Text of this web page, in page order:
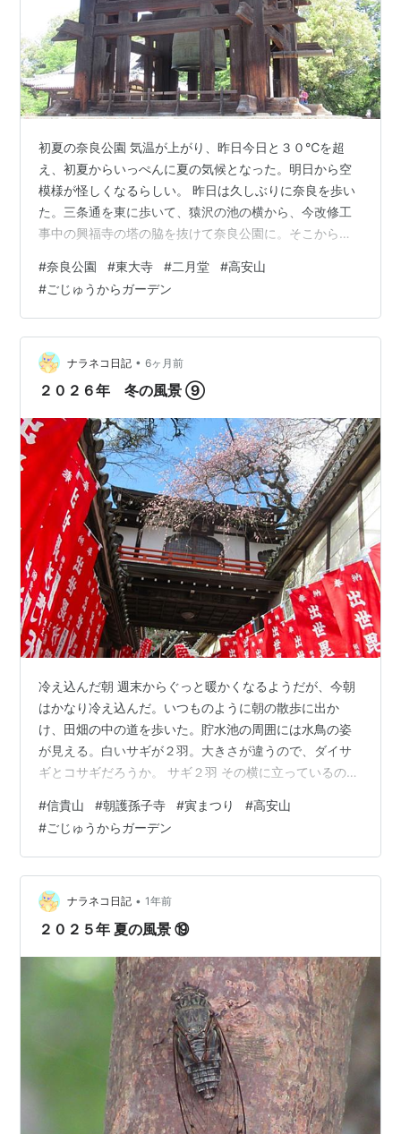
初夏の奈良公園 気温が上がり、昨日今日と３０℃を超
え、初夏からいっぺんに夏の気候となった。明日から空
模様が怪しくなるらしい。 昨日は久しぶりに奈良を歩い
た。三条通を東に歩いて、猿沢の池の横から、今改修工
事中の興福寺の塔の脇を抜けて奈良公園に。そこから東
ウンドの外国人観光客。ざっと見たところ、歩いている
人の内訳は、８５％が外国人、１０パーセントが修学旅
行の生徒、５パーセントが日本人くらいの感じだ。 南大
門あたり 鹿せんべいを買った外国人観光客が、鹿に囲ま
れながら逃げ回っているというのはいつもの光景。鹿は
野生動物なので、ナメてかかったら痛い目に遭…
#奈良公園 #東大寺 #二月堂 #高安山
#ごじゅうからガーデン
ナラネコ日記 • 6ヶ月前
２０２６年 冬の風景 ⑨
冷え込んだ朝 週末からぐっと暖かくなるようだが、今朝
はかなり冷え込んだ。いつものように朝の散歩に出か
け、田畑の中の道を歩いた。貯水池の周囲には水鳥の姿
が見える。白いサギが２羽。大きさが違うので、ダイサ
ギとコサギだろうか。 サギ２羽 その横に立っているのが
るくなり始めるのが早いのはうれしい。 コガモ 信貴山へ
木曜日で仕事休みの日なので、少し歩こうと、今日は信
貴山の方に出かけ、朝護孫子寺の方に向かった。山の方
なので下の方より冷え込みが厳しいようだ。開運橋を通
ると、「寅まつり」と書かれた黄色い幟が立っている。
２月は寅の月で、お参りするとご利益が授か…
#信貴山 #朝護孫子寺 #寅まつり #高安山
#ごじゅうからガーデン
ナラネコ日記 • 1年前
２０２５年 夏の風景 ⑲